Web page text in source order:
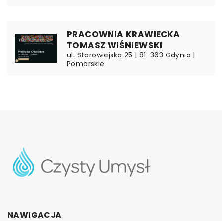
PRACOWNIA KRAWIECKA
TOMASZ WIŚNIEWSKI
ul. Starowiejska 25 | 81-363 Gdynia |
Pomorskie
NAWIGACJA